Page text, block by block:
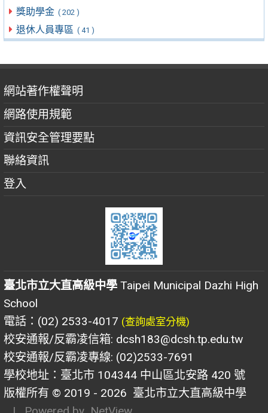
獎助學金 ( 202 )
退休人員專區 ( 41 )
網站著作權聲明
網路使用規範
資訊安全管理要點
聯絡資訊
登入
臺北市立大直高級中學 Taipei Municipal Dazhi High
School
電話：(02) 2533-4017 (查詢處室分機)
校安通報/反霸凌信箱: dcsh183@dcsh.tp.edu.tw
校安通報/反霸凌專線: (02)2533-7691
學校地址：臺北市 104344 中山區北安路 420 號
版權所有 © 2019 - 2026 臺北市立大直高級中學